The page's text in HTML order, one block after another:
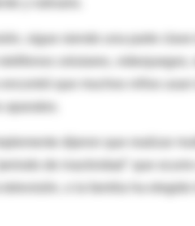
sigue siendo una parte clave
celulares, videojuegos,
que muchos niños
dijeron que realizar
o la familia ha elegido